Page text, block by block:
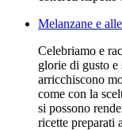
Melanzane e
Celebriamo e
glorie di gusto e
arricchiscono
come con la
si possono
ricette preparati